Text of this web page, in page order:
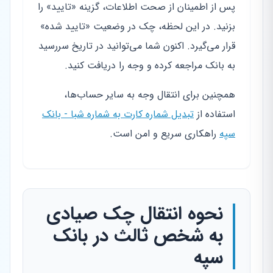
پس از اطمینان از صحت اطلاعات، گزینه «تایید» را
بزنید. در این لحظه، چک در وضعیت «تایید شده»
قرار می‌گیرد. اکنون شما می‌توانید در تاریخ سررسید
به بانک مراجعه کرده و وجه را دریافت کنید.
همچنین برای انتقال وجه به سایر حساب‌ها،
استفاده از تبدیل شماره کارت به شماره شبا - بانک
سپه راهکاری سریع و امن است.
نحوه انتقال چک صیادی
به شخص ثالث در بانک
سپه